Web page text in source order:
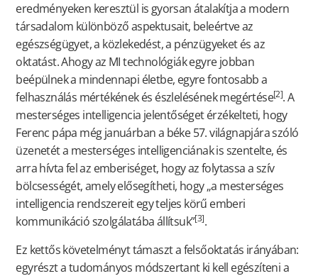
eredményeken keresztül is gyorsan átalakítja a modern
társadalom különböző aspektusait, beleértve az
egészségügyet, a közlekedést, a pénzügyeket és az
oktatást. Ahogy az MI technológiák egyre jobban
beépülnek a mindennapi életbe, egyre fontosabb a
felhasználás mértékének és észlelésének megértése[2]. A
mesterséges intelligencia jelentőséget érzékelteti, hogy
Ferenc pápa még januárban a béke 57. világnapjára szóló
üzenetét a mesterséges intelligenciának is szentelte, és
arra hívta fel az emberiséget, hogy az folytassa a szív
bölcsességét, amely elősegítheti, hogy „a mesterséges
intelligencia rendszereit egy teljes körű emberi
kommunikáció szolgálatába állítsuk”[3].
Ez kettős követelményt támaszt a felsőoktatás irányában:
egyrészt a tudományos módszertant ki kell egészíteni a